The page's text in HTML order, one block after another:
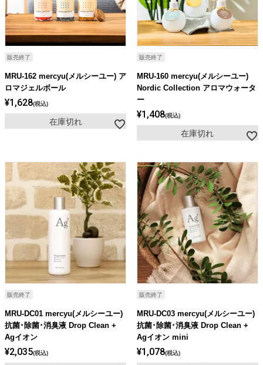
販売終了
MRU-162 mercyu(メルシーユー) ア
ロマジェルボール
¥1,628 税込
在庫切れ
販売終了
MRU-160 mercyu(メルシーユー)
Nordic Collection アロマウォータ
ー
¥1,408 税込
在庫切れ
販売終了
MRU-DC01 mercyu(メルシーユー)
抗菌･除菌･消臭液 Drop Clean +
Agイオン
¥2,035 税込
販売終了
MRU-DC03 mercyu(メルシーユー)
抗菌･除菌･消臭液 Drop Clean +
Agイオン mini
¥1,078 税込